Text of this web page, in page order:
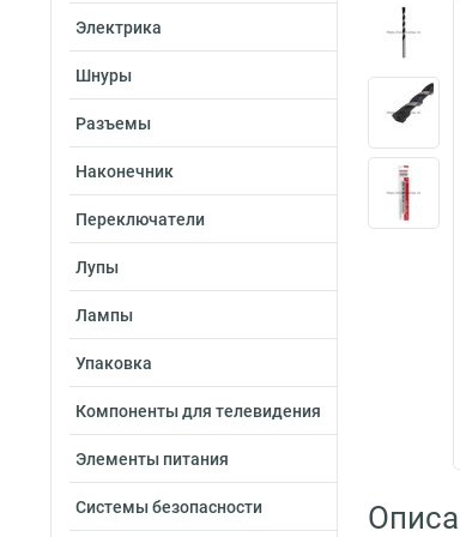
Электрика
Шнуры
Разъемы
Наконечник
Переключатели
Лупы
Лампы
Упаковка
Компоненты для телевидения
Элементы питания
Системы безопасности